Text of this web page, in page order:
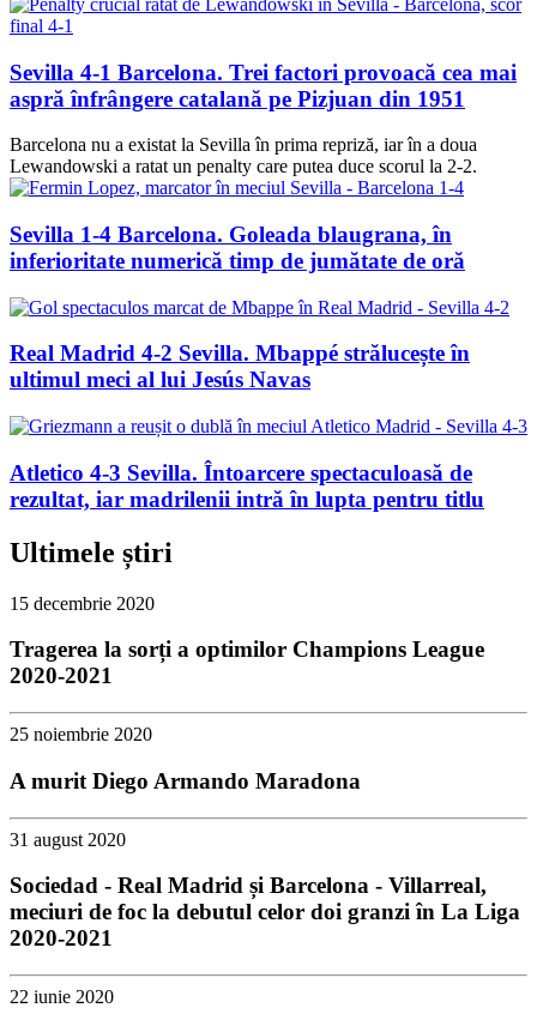
Sevilla 4-1 Barcelona. Trei factori provoacă cea mai
aspră înfrângere catalană pe Pizjuan din 1951
Barcelona nu a existat la Sevilla în prima repriză, iar în a doua
Lewandowski a ratat un penalty care putea duce scorul la 2-2.
Sevilla 1-4 Barcelona. Goleada blaugrana, în
inferioritate numerică timp de jumătate de oră
Real Madrid 4-2 Sevilla. Mbappé strălucește în
ultimul meci al lui Jesús Navas
Atletico 4-3 Sevilla. Întoarcere spectaculoasă de
rezultat, iar madrilenii intră în lupta pentru titlu
Ultimele știri
15 decembrie 2020
Tragerea la sorți a optimilor Champions League
2020-2021
25 noiembrie 2020
A murit Diego Armando Maradona
31 august 2020
Sociedad - Real Madrid și Barcelona - Villarreal,
meciuri de foc la debutul celor doi granzi în La Liga
2020-2021
22 iunie 2020